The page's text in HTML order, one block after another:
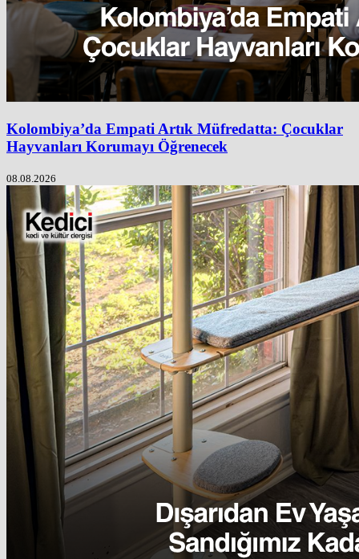
Kolombiya’da Empati Artık Müfredatta: Çocuklar
Hayvanları Korumayı Öğrenecek
08.08.2026